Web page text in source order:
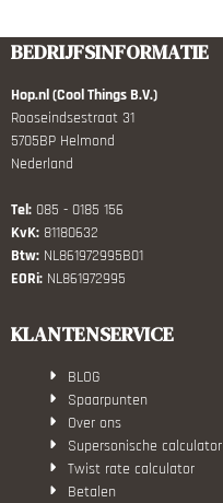
BEDRIJFSINFORMATIE
Hop.nl (Cool Things B.V.)
Rooseindsestraat 31
5705BP Helmond
Nederland
Tel: 085 - 0185 156
KvK: 81180632
Btw: NL861972995B01
EORi: NL861972995
KLANTENSERVICE
BLOG
Spaarpunten
Over ons
Supersonische calculator
Twist rate calculator
Betalen